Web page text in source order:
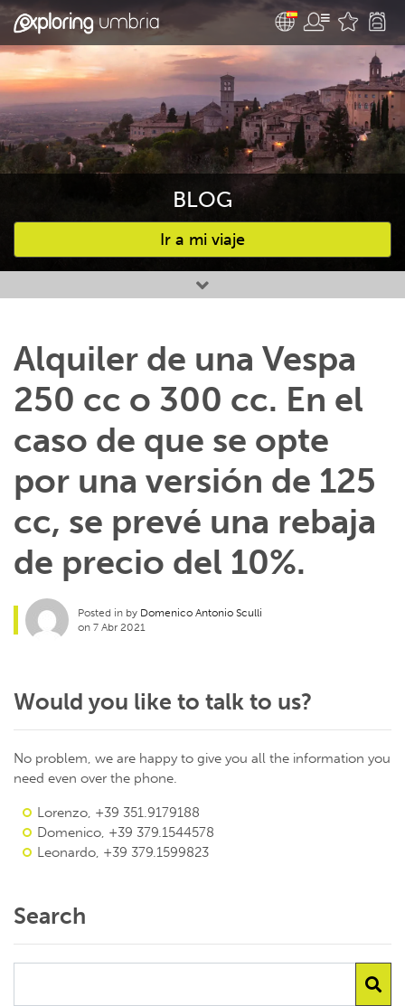
BLOG
Ir a mi viaje
Favourites
Alquiler de una Vespa
250 cc o 300 cc. En el
caso de que se opte
por una versión de 125
cc, se prevé una rebaja
de precio del 10%.
Posted in by Domenico Antonio Sculli
on 7 Abr 2021
Would you like to talk to us?
No problem, we are happy to give you all the information you
need even over the phone.
Lorenzo, +39 351.9179188
Domenico, +39 379.1544578
Leonardo, +39 379.1599823
Search